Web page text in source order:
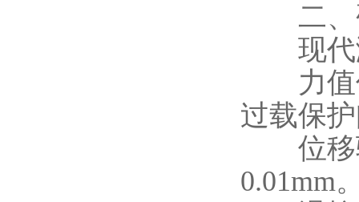
二、硬
现代测
力值传
过载保
位移驱
0.01mm